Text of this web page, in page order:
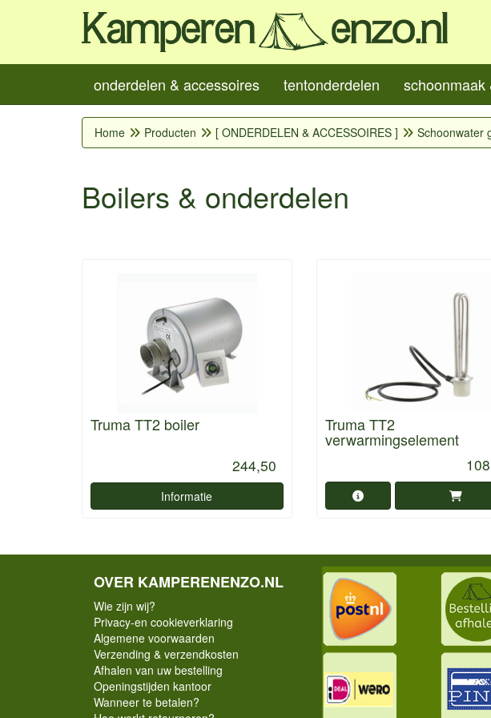
onderdelen & accessoires tentonderdelen schoonmaak
Home Producten [ ONDERDELEN & ACCESSOIRES ] Schoonwater
Boilers & onderdelen
Truma TT2 boiler
244,50
Informatie
Truma TT2
verwarmingselement
OVER KAMPERENENZO.NL
Wie zijn wij?
Privacy-en cookieverklaring
Algemene voorwaarden
Verzending & verzendkosten
Afhalen van uw bestelling
Openingstijden kantoor
Wanneer te betalen?